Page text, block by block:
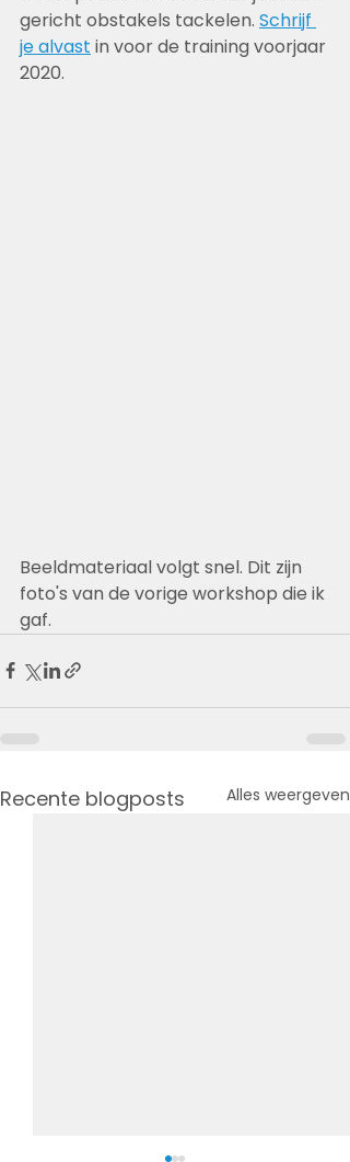
gericht obstakels tackelen. Schrijf
je alvast in voor de training voorjaar
2020.
Beeldmateriaal volgt snel. Dit zijn
foto's van de vorige workshop die ik
gaf.
Recente blogposts Alles weergeven